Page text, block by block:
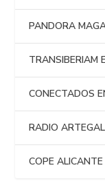
PANDORA
TRANSIBERIAM
CONECTADOS
RADIO
COPE ALICANTE